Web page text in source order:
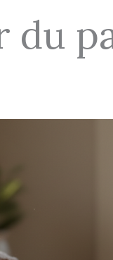
du